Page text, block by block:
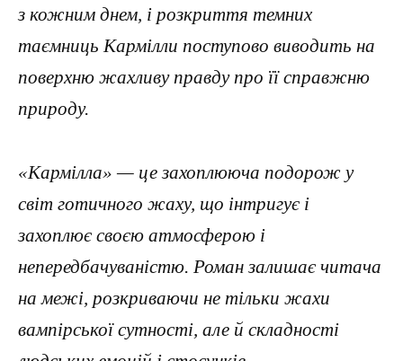
з кожним днем, і розкриття темних
таємниць Кармілли поступово виводить на
поверхню жахливу правду про її справжню
природу.
«Кармілла» — це захоплююча подорож у
світ готичного жаху, що інтригує і
захоплює своєю атмосферою і
непередбачуваністю. Роман залишає читача
на межі, розкриваючи не тільки жахи
вампірської сутності, але й складності